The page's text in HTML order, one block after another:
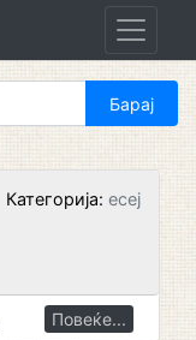
Категорија: есеј
Повеќе...